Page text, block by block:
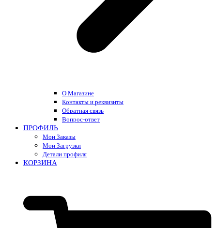
О Магазине
Контакты и реквизиты
Обратная связь
Вопрос-ответ
ПРОФИЛЬ
Мои Заказы
Мои Загрузки
Детали профиля
КОРЗИНА